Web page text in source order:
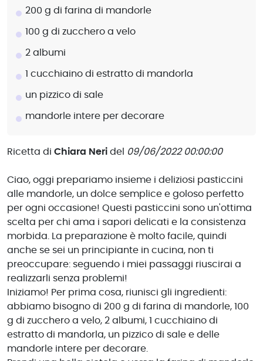
Ricetta di Chiara Neri del 09/06/2022 00:00:00
Ciao, oggi prepariamo insieme i deliziosi pasticcini
alle mandorle, un dolce semplice e goloso perfetto
per ogni occasione! Questi pasticcini sono un'ottima
scelta per chi ama i sapori delicati e la consistenza
morbida. La preparazione è molto facile, quindi
anche se sei un principiante in cucina, non ti
preoccupare: seguendo i miei passaggi riuscirai a
realizzarli senza problemi!
Iniziamo! Per prima cosa, riunisci gli ingredienti:
abbiamo bisogno di 200 g di farina di mandorle, 100
g di zucchero a velo, 2 albumi, 1 cucchiaino di
estratto di mandorla, un pizzico di sale e delle
mandorle intere per decorare.
200 g di farina di mandorle
100 g di zucchero a velo
2 albumi
1 cucchiaino di estratto di mandorla
un pizzico di sale
mandorle intere per decorare